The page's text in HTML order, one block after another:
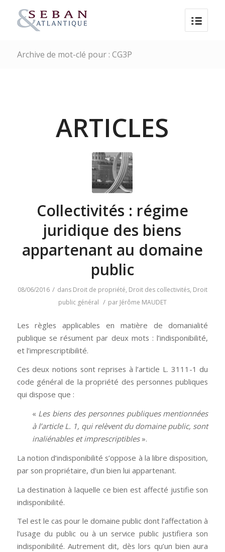
Archive de mot-clé pour : CG3P
ARTICLES
Collectivités : régime
juridique des biens
appartenant au domaine
public
08/06/2016 / dans Droit de propriété, Droit des collectivités, Droit
public général / par Jérôme MAUDET
Les règles applicables en matière de domanialité
publique se résument par deux mots : l’indisponibilité,
et l’imprescriptibilité.
Ces deux notions sont reprises à l’article L. 3111-1 du
code général de la propriété des personnes publiques
qui dispose que :
« Les biens des personnes publiques mentionnées
à l’article L. 1, qui relèvent du domaine public, sont
inaliénables et imprescriptibles».
La notion d’indisponibilité s’oppose à la libre disposition,
par son propriétaire, d’un bien lui appartenant.
La destination à laquelle ce bien est affecté justifie son
indisponibilité.
Tel est le cas pour le domaine public dont l’affectation à
l’usage du public ou à un service public justifiera son
indisponibilité. Autrement dit, dès lors qu’un bien aura